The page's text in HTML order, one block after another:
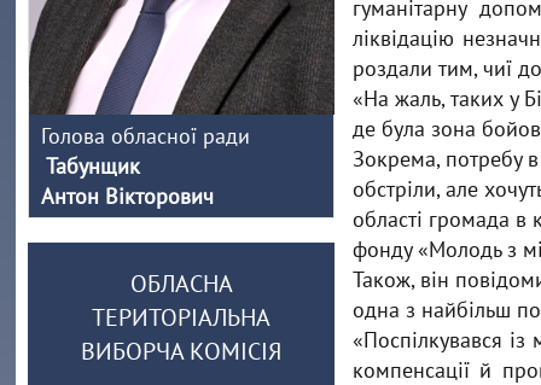
гуманітарну
ліквідацію
роздали тим, чиї
«На жаль, таких у
де була зона
Зокрема, потребу
обстріли, але
області громада в
фонду «Молодь з
Також, він
одна з найбільш
«Поспілкувався
компенсації й
Голова обласної ради
Табунщик
Антон Вікторович
ОБЛАСНА
ТЕРИТОРІАЛЬНА
ВИБОРЧА КОМІСІЯ